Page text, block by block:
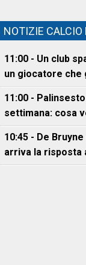
NOTIZIE CALCIO
11:00 - Un club
un giocatore che
11:00 -
settimana: cosa
10:45 - De
arriva la risposta